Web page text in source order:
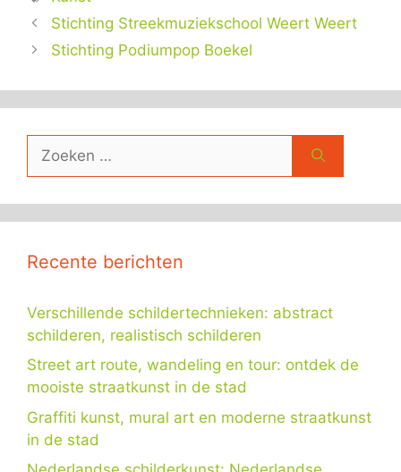
Stichting Streekmuziekschool Weert Weert
Stichting Podiumpop Boekel
naar:
Recente berichten
Verschillende schildertechnieken: abstract
schilderen, realistisch schilderen
Street art route, wandeling en tour: ontdek de
mooiste straatkunst in de stad
Graffiti kunst, mural art en moderne straatkunst
in de stad